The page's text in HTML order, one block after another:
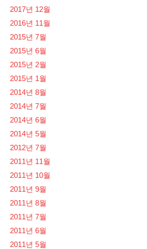
2017년 12월
2016년 11월
2015년 7월
2015년 6월
2015년 2월
2015년 1월
2014년 8월
2014년 7월
2014년 6월
2014년 5월
2012년 7월
2011년 11월
2011년 10월
2011년 9월
2011년 8월
2011년 7월
2011년 6월
2011년 5월